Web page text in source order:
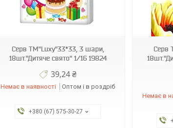
Серв ТМ"Luxy"33*33, 3 шари,
18шт."Дитяче свято" 1/16 19824
39,24 ₴
Немає в наявності Оптом і в роздріб
+380 (67) 575-30-27
4820212002366
Серв
Немає в